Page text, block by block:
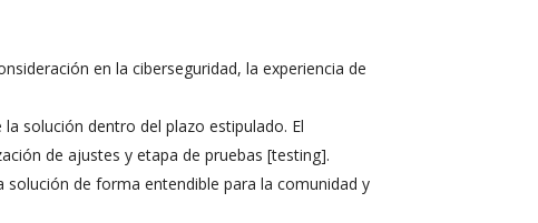
en la ciberseguridad, la experiencia de
solución dentro del plazo estipulado. El
de ajustes y etapa de pruebas [testing].
de forma entendible para la comunidad y